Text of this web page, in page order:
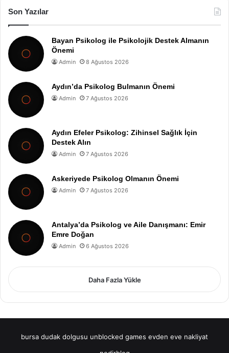
Son Yazılar
Bayan Psikolog ile Psikolojik Destek Almanın
Önemi
Admin 8 Ağustos 2026
Aydın’da Psikolog Bulmanın Önemi
Admin 7 Ağustos 2026
Aydın Efeler Psikolog: Zihinsel Sağlık İçin
Destek Alın
Admin 7 Ağustos 2026
Askeriyede Psikolog Olmanın Önemi
Admin 7 Ağustos 2026
Antalya’da Psikolog ve Aile Danışmanı: Emir
Emre Doğan
Admin 6 Ağustos 2026
Daha Fazla Yükle
bursa dudak dolgusu unblocked games evden eve nakliyat